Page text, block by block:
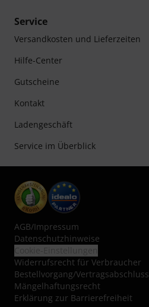
Service
Versandkosten und Lieferzeiten
Hilfe-Center
Gutscheine
Kontakt
Ladengeschäft
Service im Überblick
AGB/Impressum
Datenschutzhinweise
Widerrufsrecht für Verbraucher
Bestellvorgang/Vertragsabschluss
Mängelhaftungsrecht
Erklärung zur Barrierefreiheit